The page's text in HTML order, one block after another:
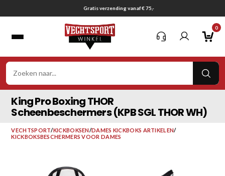
naar
Gratis verzending vanaf € 75,-
0
King Pro Boxing THOR
Scheenbeschermers (KPB SGL THOR WH)
VECHTSPORT/KICKBOKSEN/DAMES KICKBOKS ARTIKELEN/
KICKBOKSBESCHERMERS VOOR DAMES